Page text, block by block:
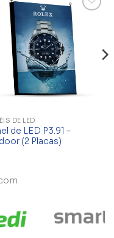
Add to
wishlist
DE LED
de LED P3.91 –
(2 Placas)